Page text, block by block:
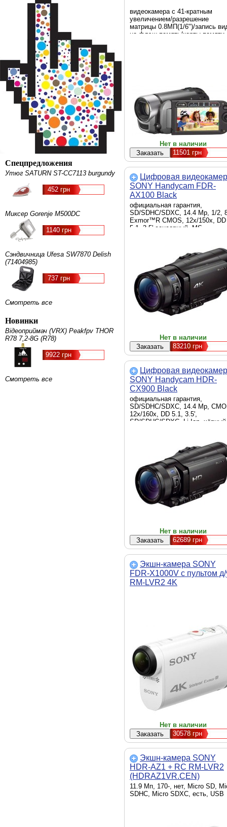
Спецпредложения
Утюг SATURN ST-CC7113 burgundy
452 грн
Миксер Gorenje M500DC
1140 грн
Сэндвичница Ufesa SW7870 Delish
(71404985)
737 грн
Смотреть все
Новинки
Відеоприймач (VRX) Peakfpv THOR
R78 7,2-8G (R78)
9922 грн
Смотреть все
видеокамера с 41-кратным
увеличением/разрешение
матрицы 0.8МП(1/6")/запись
на флэш-память/карты памяти
Нет в наличии
11501 грн
Цифровая
SONY Handycam FDR-
AX100 Black
(FDRAX100EB.CEE)
официальная гарантия,
SD/SDHC/SDXC, 14.4 Mp, 1/2,
Exmor™R CMOS, 12х/150х, DD
5.1, 3.5' сенсорный, MS
Нет в наличии
83210грн
Цифровая
SONY Handycam HDR-
CX900 Black
(HDRCX900EB.CEN)
официальная гарантия,
SD/SDHC/SDXC, 14.4 Mp,
12х/160х, DD 5.1, 3.5',
SD/SDHC/SDXC, Li-Ion, чёрный
Нет в наличии
62689грн
Экшн-камера SONY
FDR-X1000V с пультом д/
RM-LVR2 4K
Нет в наличии
30578грн
Экшн-камера SONY
HDR-AZ1 + RC RM-LVR2
(HDRAZ1VR.CEN)
11.9 Мп, 170-, нет, Micro SD,
SDHC, Micro SDXC, есть, USB